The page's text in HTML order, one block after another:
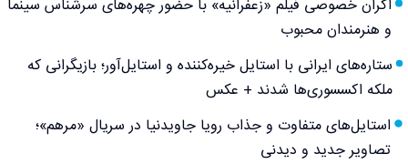
اکران خصوصی فیلم «زعفرانیه» با حضور چهره‌های سرشناس سینما
و هنرمندان محبوب
ستاره‌های ایرانی با استایل خیره‌کننده و استایل‌آور؛ بازیگرانی که
ملکه اکسسوری‌ها شدند + عکس
استایل‌های متفاوت و جذاب رویا جاویدنیا در سریال «مرهم»؛
تصاویر جدید و دیدنی